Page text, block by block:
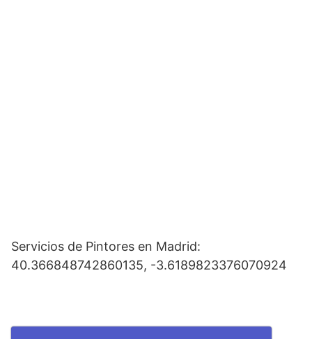
Servicios de Pintores en Madrid:
40.366848742860135, -3.6189823376070924